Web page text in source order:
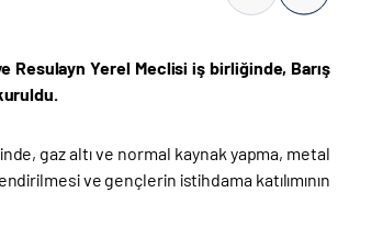
Resulayn Yerel Meclisi iş birliğinde, Barış
gaz altı ve normal kaynak yapma, metal
ve gençlerin istihdama katılımının